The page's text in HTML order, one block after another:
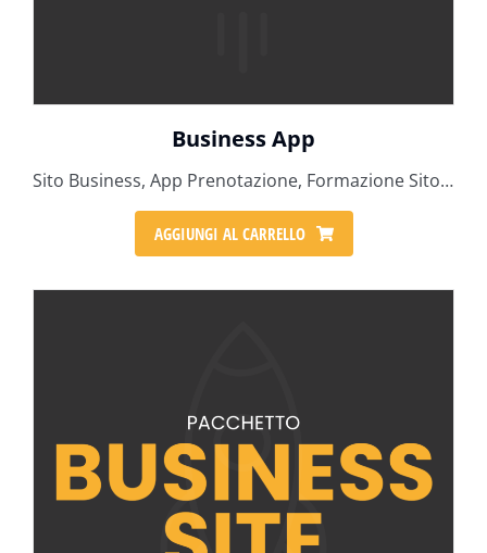
Business App
Sito Business, App Prenotazione, Formazione Sito o App, 6 ore tecniche
AGGIUNGI AL CARRELLO